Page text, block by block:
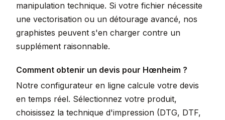
manipulation technique. Si votre fichier nécessite
une vectorisation ou un détourage avancé, nos
graphistes peuvent s'en charger contre un
supplément raisonnable.
Comment obtenir un devis pour Hœnheim ?
Notre configurateur en ligne calcule votre devis
en temps réel. Sélectionnez votre produit,
choisissez la technique d'impression (DTG, DTF,